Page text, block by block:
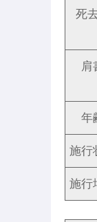
死
肩
年
施行
施行